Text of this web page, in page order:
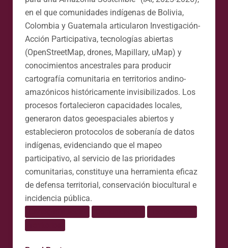
en el que comunidades indígenas de Bolivia,
Colombia y Guatemala articularon Investigación-
Acción Participativa, tecnologías abiertas
(OpenStreetMap, drones, Mapillary, uMap) y
conocimientos ancestrales para producir
cartografía comunitaria en territorios andino-
amazónicos históricamente invisibilizados. Los
procesos fortalecieron capacidades locales,
generaron datos geoespaciales abiertos y
establecieron protocolos de soberanía de datos
indígenas, evidenciando que el mapeo
participativo, al servicio de las prioridades
comunitarias, constituye una herramienta eficaz
de defensa territorial, conservación biocultural e
incidencia pública.